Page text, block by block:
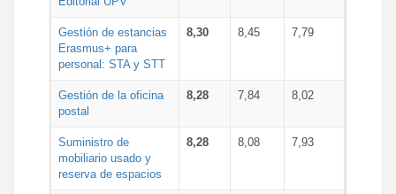
Gestión de estancias
Erasmus+ para
personal: STA y STT
8,30 8,45 7,79
Gestión de la oficina
postal
8,28 7,84 8,02
Suministro de
mobiliario usado y
reserva de espacios
8,28 8,08 7,93